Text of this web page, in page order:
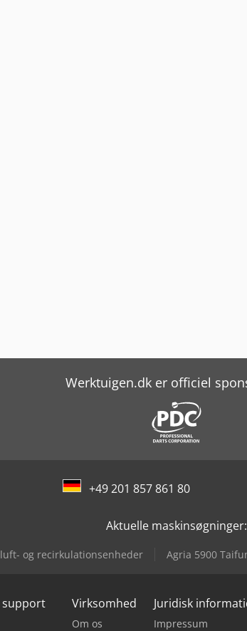
Werktuigen.dk er officiel
+49 201 857 861 80
Aktuelle maskinsøgninger:
og recirkulationsenheder Agria 5900
support Virksomhed
Om os
Juridisk
Impressum